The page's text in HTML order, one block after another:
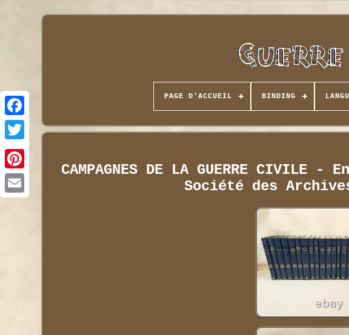
PAGE D'ACCUEIL BINDING
CAMPAGNES DE LA GUERRE CIVILE
Société des